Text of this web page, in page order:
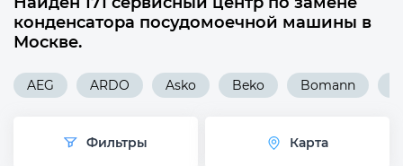
конденсатора посудомоечной машины в
Москве.
AEG ARDO Asko Beko Bomann
Фильтры Карта